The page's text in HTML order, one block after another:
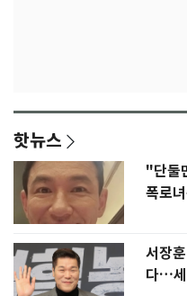
핫뉴스
"단둘
폭로
서장
다…